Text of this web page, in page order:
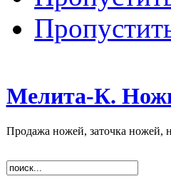
Мелита-К.
Продажа ножей, заточка ножей,